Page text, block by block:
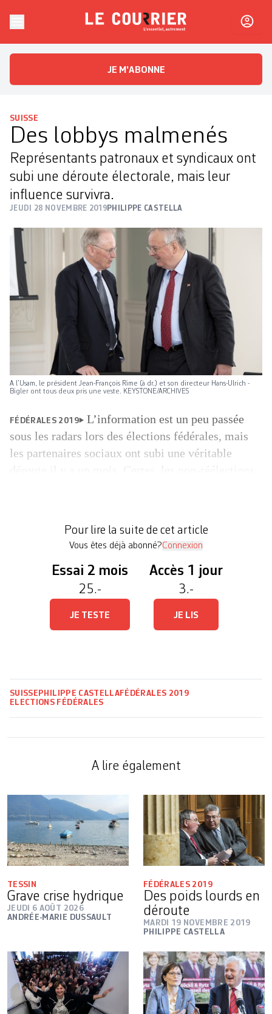
Le CourrierL'essentiel, autrement
JE M'ABONNE
SUISSE
Des lobbys malmenés
Représentants patronaux et syndicaux ont
subi une déroute électorale, mais leur
influence survivra.
JEUDI 28 NOVEMBRE 2019PHILIPPE CASTELLA
A l’Usam, le président Jean-François Rime (à dr.) et son directeur Hans-Ulrich ­
Bigler ont tous deux pris une veste. KEYSTONE/ARCHIVES
FÉDÉRALES 2019
L’information est un peu passée
sous les radars lors des élections fédérales, mais
les partenaires sociaux ont subi une véritable
beaucoup de […]
Pour lire la suite de cet article
Vous êtes déjà abonné?Connexion
Essai 2 mois
25.-
JE TESTE
Accès 1 jour
3.-
JE LIS
SUISSE PHILIPPE CASTELLA FÉDÉRALES 2019
ELECTIONS FÉDÉRALES
A lire également
TESSIN
Grave crise hydrique
JEUDI 6 AOÛT 2026
ANDRÉE-MARIE DUSSAULT
FÉDÉRALES 2019
Des poids lourds en
déroute
MARDI 19 NOVEMBRE 2019
PHILIPPE CASTELLA